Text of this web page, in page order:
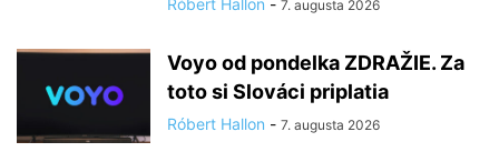
7. augusta 2026
Voyo od pondelka ZDRAŽIE. Za
toto si Slováci priplatia
Róbert Hallon - 7. augusta 2026